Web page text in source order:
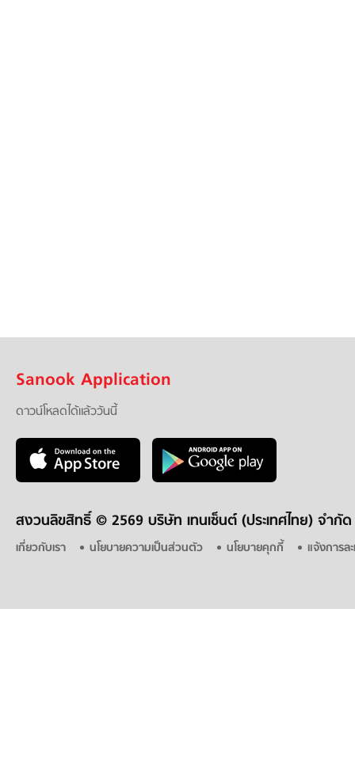
Sanook Application
ดาวน์โหลดได้แล้ววันนี้
สงวนลิขสิทธิ์ © 2569 บริษัท เทนเซ็นต์ (ประเทศไทย) จำกัด
เกี่ยวกับเรา นโยบายความเป็นส่วนตัว นโยบายคุกกี้ แจ้งการล